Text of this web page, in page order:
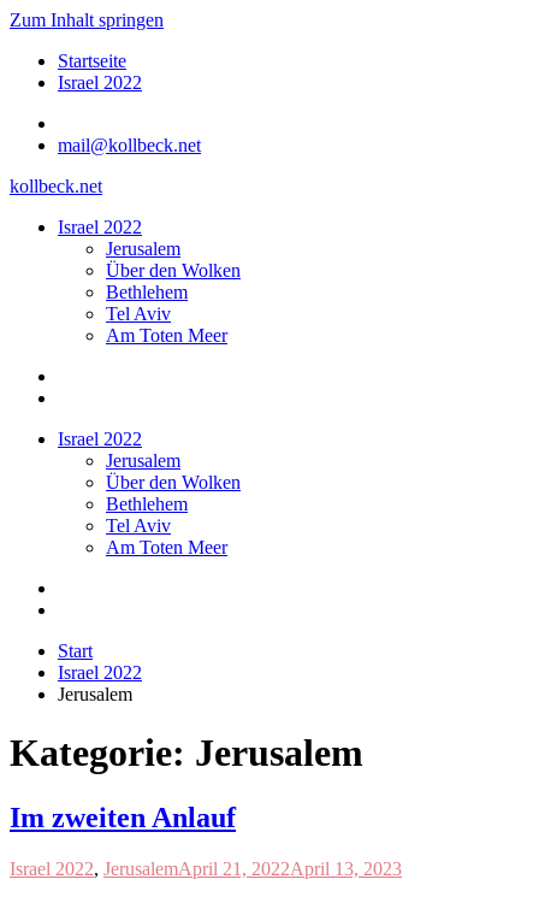
Zum Inhalt springen
Startseite
Israel 2022
mail@kollbeck.net
kollbeck.net
Israel 2022
Jerusalem
Über den Wolken
Bethlehem
Tel Aviv
Am Toten Meer
Israel 2022
Jerusalem
Über den Wolken
Bethlehem
Tel Aviv
Am Toten Meer
Start
Israel 2022
Jerusalem
Kategorie: Jerusalem
Im zweiten Anlauf
Israel 2022, JerusalemApril 21, 2022April 13, 2023